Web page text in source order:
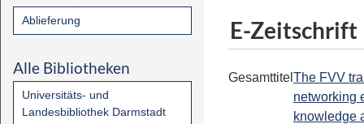
Ablieferung
Alle Bibliotheken
Universitäts- und
Landesbibliothek Darmstadt
E-Zeitschrift
Gesamttitel The FVV
networking
knowledge